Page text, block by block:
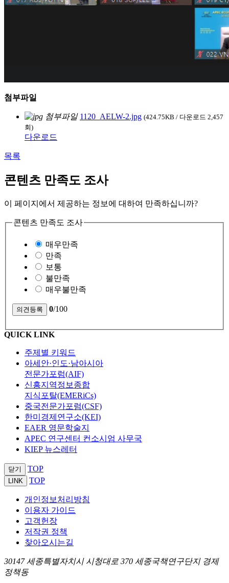
첨부파일
1120_AELW-2.jpg (424.75KB / 다운로드 2,457
회)
다운로드
목록
콘텐츠 만족도 조사
이 페이지에서 제공하는 정보에 대하여 만족하십니까?
콘텐츠 만족도 조사
매우만족
만족
보통
불만족
매우불만족
0/100
QUICK LINK
주제별 키워드
아세안·인도·남아시아
전문가포럼(AIF)
신흥지역정보종합
지식포탈(EMERiCs)
중국전문가포럼(CSF)
한미경제연구소(KEI)
EAER 영문학술지
APEC 연구센터 컨소시엄 사무국
KIEP 뉴스레터
닫기 TOP
LINK TOP
개인정보처리방침
이용자 가이드
고객헌장
저작권 정책
찾아오시는길
30147 세종특별자치시 시청대로 370 세종국책연구단지 경제
정책동